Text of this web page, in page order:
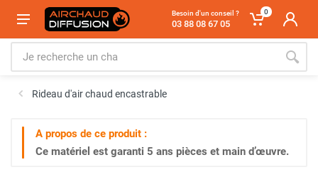
Besoin d'un conseil ?
03 88 08 67 05
0
Rideau d'air chaud encastrable
A propos de ce produit :
Ce matériel est garanti 5 ans pièces et main d’œuvre.